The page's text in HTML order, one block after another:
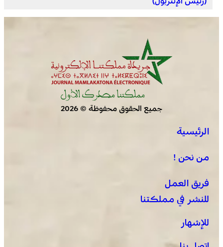
جميع الحقوق محفوظة © 2026
الرئيسية
من نحن !
فريق العمل
للنشر في مملكتنا
للإشهار